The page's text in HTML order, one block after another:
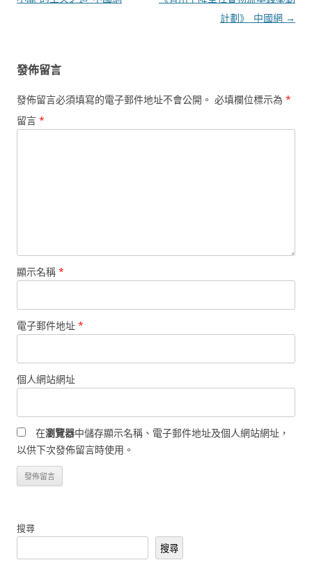
計劃》_中國網 →
發佈留言
發佈留言必須填寫的電子郵件地址不會公開。 必填欄位標示為 *
留言 *
顯示名稱 *
電子郵件地址 *
個人網站網址
在瀏覽器中儲存顯示名稱、電子郵件地址及個人網站網址，
以供下次發佈留言時使用。
搜尋
搜尋